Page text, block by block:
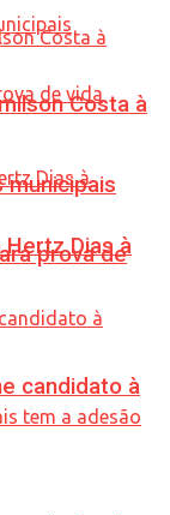
municipais
prova de
Costa à
Hertz Dias à
candidato à